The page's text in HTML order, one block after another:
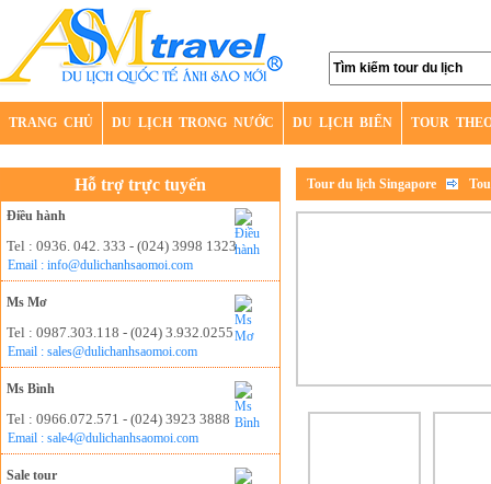
TRANG CHỦ DU LỊCH TRONG NƯỚC DU LỊCH BIỂN TOUR
Hỗ trợ trực tuyến
Điều hành
Tel : 0936. 042. 333 - (024) 3998 1323
Email : info@dulichanhsaomoi.com
Ms Mơ
Tel : 0987.303.118 - (024) 3.932.0255
Email : sales@dulichanhsaomoi.com
Ms Bình
Tel : 0966.072.571 - (024) 3923 3888
Email : sale4@dulichanhsaomoi.com
Sale tour
Tour du lịch Singapore